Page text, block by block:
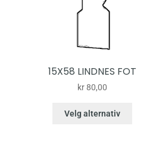
15X58 LINDNES FOT
kr80,00
Velg alternativ